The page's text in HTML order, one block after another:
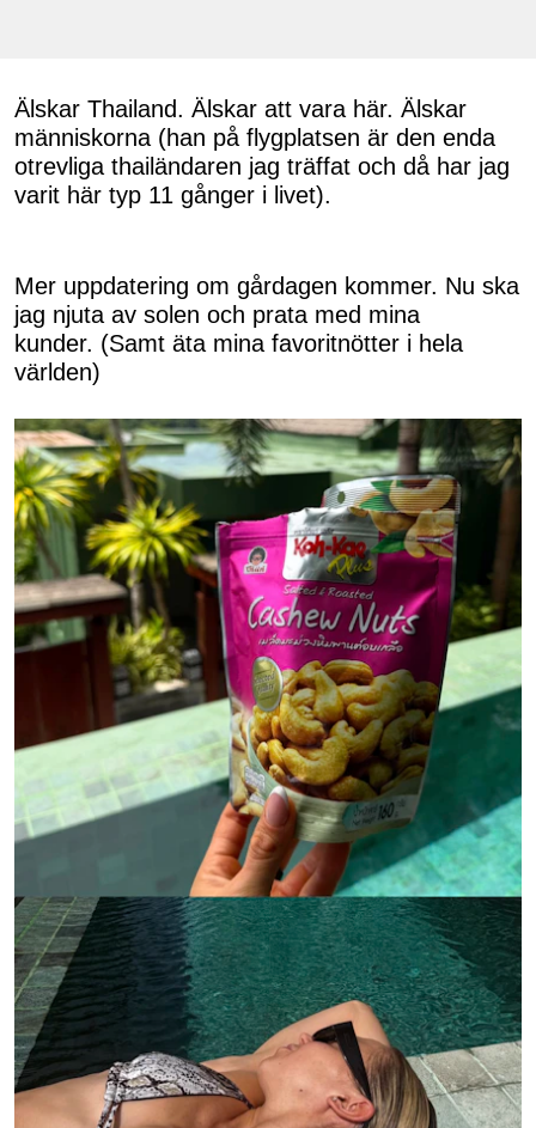
Älskar Thailand. Älskar att vara här. Älskar
människorna (han på flygplatsen är den enda
otrevliga thailändaren jag träffat och då har jag
varit här typ 11 gånger i livet).
Mer uppdatering om gårdagen kommer. Nu ska
jag njuta av solen och prata med mina
kunder. (Samt äta mina favoritnötter i hela
världen)